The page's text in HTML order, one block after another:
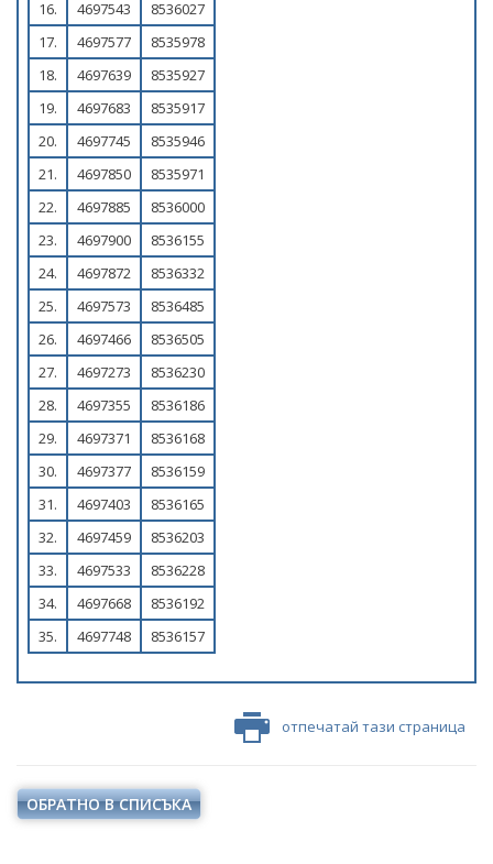
16. 4697543
8536027
17.
4697577
8535978
18.
4697639
8535927
19.
4697683
8535917
20.
4697745
8535946
21.
4697850
8535971
22.
4697885
8536000
23.
4697900
8536155
24.
4697872
8536332
25.
4697573
8536485
26.
4697466
8536505
27.
4697273
8536230
28.
4697355
8536186
29.
4697371
8536168
30.
4697377
8536159
31.
4697403
8536165
32.
4697459
8536203
33.
4697533
8536228
34.
4697668
8536192
35.
4697748 8536157
отпечатай тази страница
ОБРАТНО В СПИСЪКА